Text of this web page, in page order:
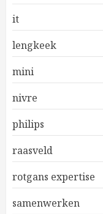
it
lengkeek
mini
nivre
philips
raasveld
rotgans expertise
samenwerken